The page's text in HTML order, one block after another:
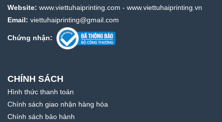
Website: www.viettuhaiprinting.com - www.viettuhaiprinting.vn
Email: viettuhaiprinting@gmail.com
Chứng nhận:
CHÍNH SÁCH
Hình thức thanh toán
Chính sách giao nhận hàng hóa
Chính sách bảo hành